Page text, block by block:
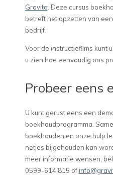
Gravita . Deze cursus
betreft het opzetten van
bedrijf.
Voor de instructiefilms kunt
u zien hoe eenvoudig ons
Probeer eens
U kunt gerust eens een
boekhoudprogramma.
boekhouden en onze hulp
netjes bijgehouden kan
meer informatie wensen,
0599-614 815 of